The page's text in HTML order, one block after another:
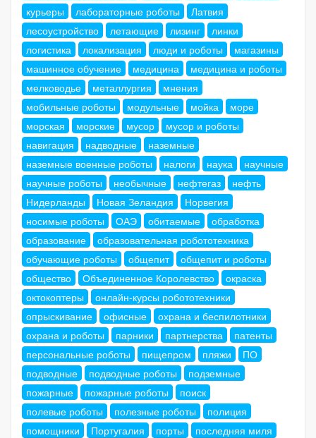
курьеры
лабораторные роботы
Латвия
лесоустройство
летающие лизинг
линки
логистика
локализация люди и роботы
магазины
машинное обучение
медицина
медицина и роботы
мелководье
металлургия
мнения
мобильные роботы
модульные мойка
море
морская
морские мусор
мусор и роботы
навигация
надводные
наземные
наземные военные роботы
налоги наука
научные
научные роботы
необычные нефтегаз
нефть
Нидерланды
Новая Зеландия
Норвегия
носимые роботы
ОАЭ обитаемые
обработка
образование
образовательная робототехника
обучающие роботы
общепит
общепит и роботы
общество
Объединенное Королевство
окраска
октокоптеры
онлайн-курсы робототехники
опрыскивание
офисные
охрана и беспилотники
охрана и роботы
парники партнерства
патенты
персональные роботы
пищепром пляжи
ПО
подводные
подводные роботы
подземные
пожарные
пожарные роботы
поиск
полевые роботы
полезные роботы
полиция
помощники
Португалия порты
последняя миля